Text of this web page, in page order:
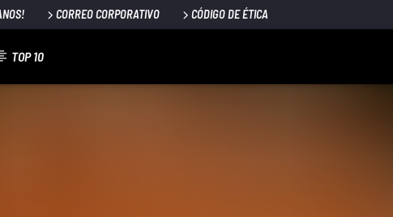
CORREO CORPORATIVO CÓDIGO DE ÉTICA
TOP 10